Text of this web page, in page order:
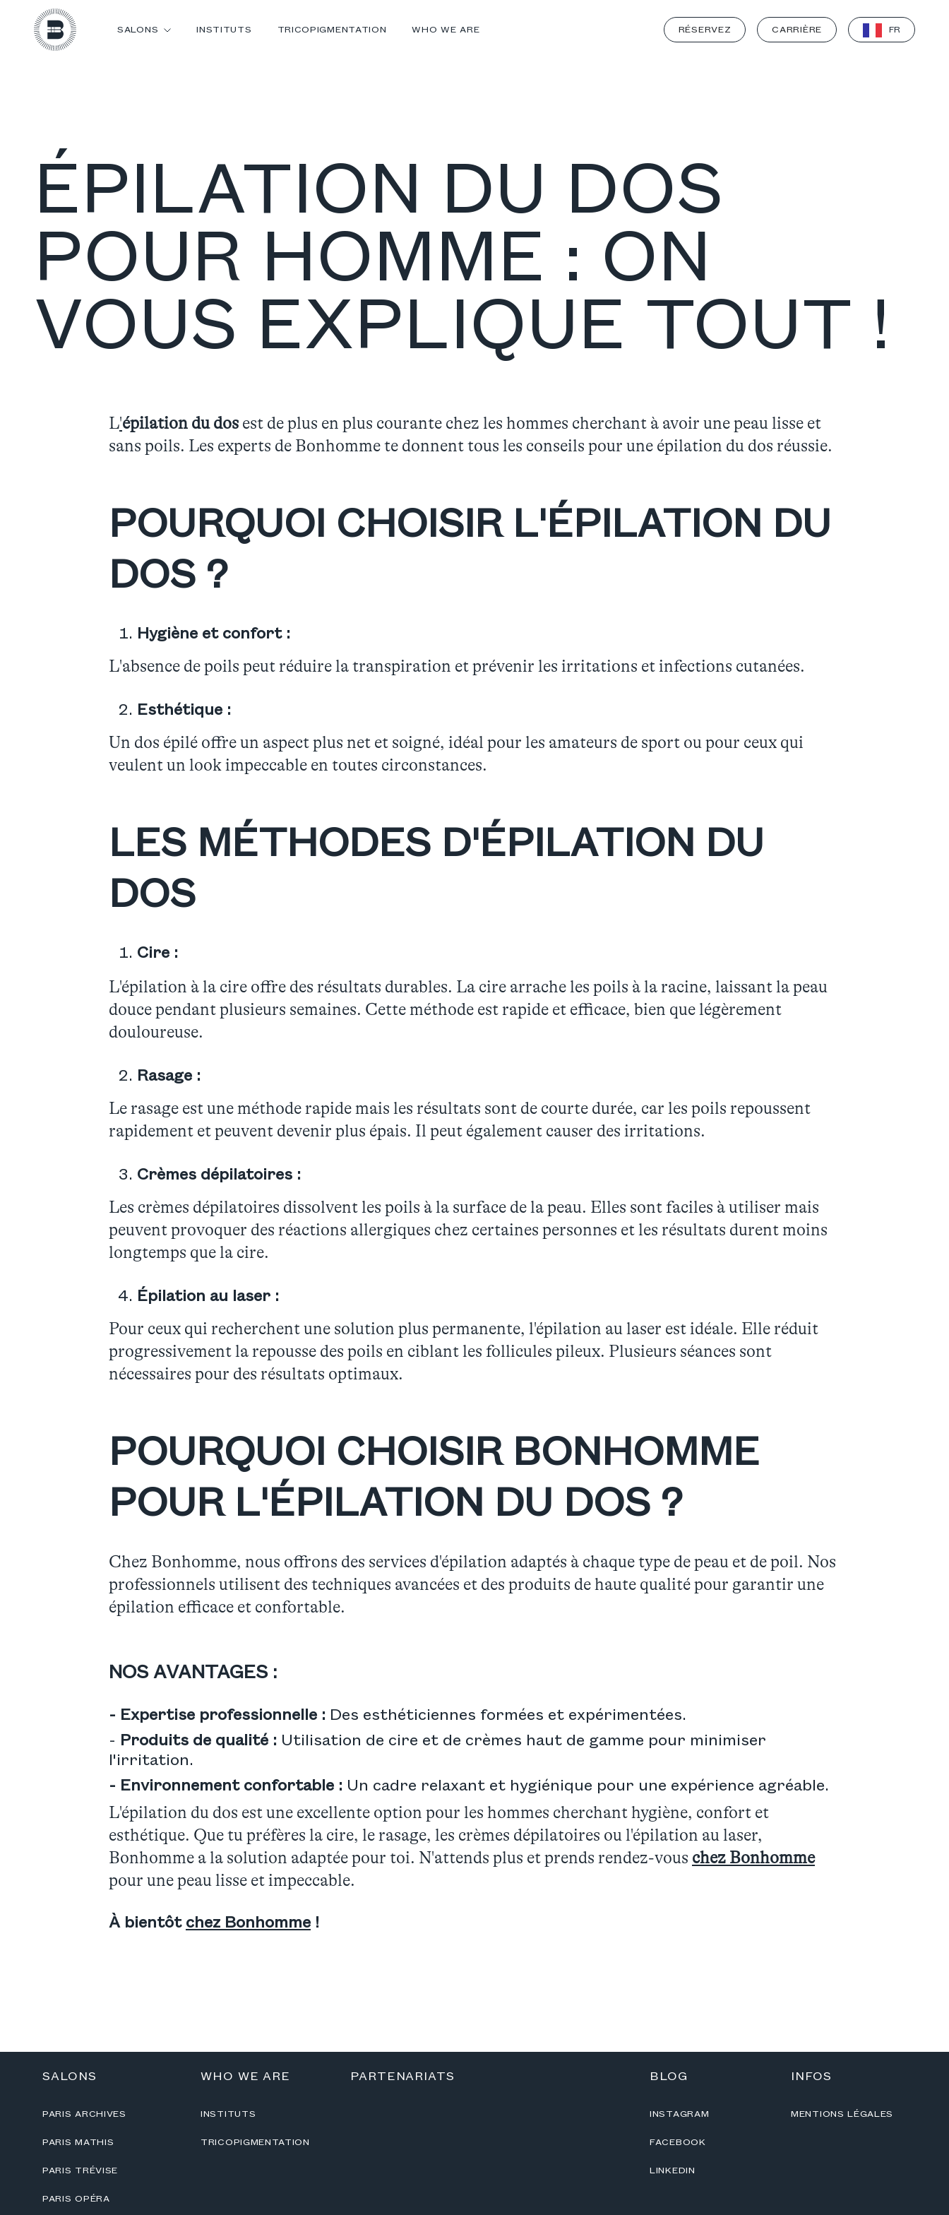
SALONS INSTITUTS TRICOPIGMENTATION WHO WE ARE RÉSERVEZ CARRIÈRE FR
ÉPILATION DU DOS
POUR HOMME : ON
VOUS EXPLIQUE TOUT !
L'épilation du dos est de plus en plus courante chez les hommes cherchant à avoir une peau lisse et
sans poils. Les experts de Bonhomme te donnent tous les conseils pour une épilation du dos réussie.
POURQUOI CHOISIR L'ÉPILATION DU
DOS ?
Hygiène et confort :
L'absence de poils peut réduire la transpiration et prévenir les irritations et infections cutanées.
Esthétique :
Un dos épilé offre un aspect plus net et soigné, idéal pour les amateurs de sport ou pour ceux qui
veulent un look impeccable en toutes circonstances.
LES MÉTHODES D'ÉPILATION DU
DOS
Cire :
L'épilation à la cire offre des résultats durables. La cire arrache les poils à la racine, laissant la peau
douce pendant plusieurs semaines. Cette méthode est rapide et efficace, bien que légèrement
douloureuse.
Rasage :
Le rasage est une méthode rapide mais les résultats sont de courte durée, car les poils repoussent
rapidement et peuvent devenir plus épais. Il peut également causer des irritations.
Crèmes dépilatoires :
Les crèmes dépilatoires dissolvent les poils à la surface de la peau. Elles sont faciles à utiliser mais
peuvent provoquer des réactions allergiques chez certaines personnes et les résultats durent moins
longtemps que la cire.
Épilation au laser :
Pour ceux qui recherchent une solution plus permanente, l'épilation au laser est idéale. Elle réduit
progressivement la repousse des poils en ciblant les follicules pileux. Plusieurs séances sont
nécessaires pour des résultats optimaux.
POURQUOI CHOISIR BONHOMME
POUR L'ÉPILATION DU DOS ?
Chez Bonhomme, nous offrons des services d'épilation adaptés à chaque type de peau et de poil. Nos
professionnels utilisent des techniques avancées et des produits de haute qualité pour garantir une
épilation efficace et confortable.
NOS AVANTAGES :
- Expertise professionnelle : Des esthéticiennes formées et expérimentées.
- Produits de qualité : Utilisation de cire et de crèmes haut de gamme pour minimiser
l'irritation.
- Environnement confortable : Un cadre relaxant et hygiénique pour une expérience agréable.
L'épilation du dos est une excellente option pour les hommes cherchant hygiène, confort et
esthétique. Que tu préfères la cire, le rasage, les crèmes dépilatoires ou l'épilation au laser,
Bonhomme a la solution adaptée pour toi. N'attends plus et prends rendez-vous chez Bonhomme
pour une peau lisse et impeccable.
À bientôt chez Bonhomme !
SALONS
PARIS ARCHIVES
PARIS MATHIS
PARIS TRÉVISE
PARIS OPÉRA
WHO WE ARE
INSTITUTS
TRICOPIGMENTATION
PARTENARIATS BLOG
INSTAGRAM
FACEBOOK
LINKEDIN
INFOS
MENTIONS LÉGALES